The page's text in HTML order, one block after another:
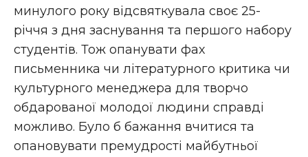
минулого року відсвяткувала своє 25-
річчя з дня заснування та першого набору
студентів. Тож опанувати фах
письменника чи літературного критика чи
культурного менеджера для творчо
обдарованої молодої людини справді
можливо. Було б бажання вчитися та
опановувати премудрості майбутньої